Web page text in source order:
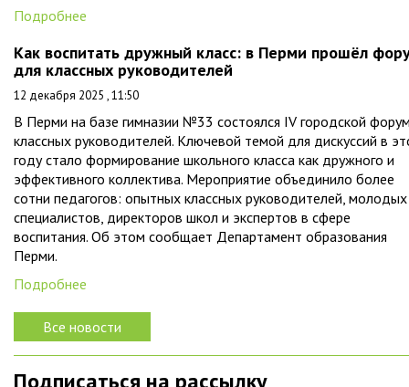
Подробнее
Как воспитать дружный класс: в Перми прошёл
для классных руководителей
12 декабря 2025 , 11:50
В Перми на базе гимназии №33 состоялся IV городской
классных руководителей. Ключевой темой для дискуссий в
году стало формирование школьного класса как дружного и
эффективного коллектива. Мероприятие объединило более
сотни педагогов: опытных классных руководителей, молодых
специалистов, директоров школ и экспертов в сфере
воспитания. Об этом сообщает Департамент образования
Перми.
Подробнее
Все новости
Подписаться на рассылку